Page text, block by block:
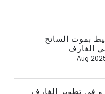
بموت السائح
الغارف